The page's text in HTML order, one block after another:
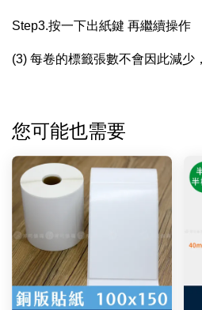
Step3.按一下出紙鍵 再繼續操作
(3) 每卷的標籤張數不會因此減少
您可能也需要